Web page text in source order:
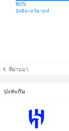
80%
อัลฮิลาล ริยาดห์
ที่ผ่านมา
ปะทะกัน